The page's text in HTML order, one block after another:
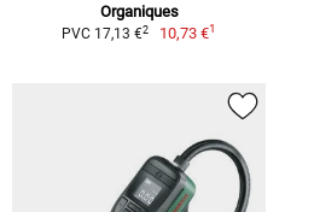
Organiques
PVC 17,13 €2 10,73 €1